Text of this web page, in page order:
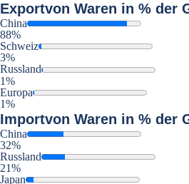
Exportvon Waren in % der
China
88%
Schweiz
3%
Russland
1%
Europa
1%
Importvon Waren in % der
China
32%
Russland
21%
Japan